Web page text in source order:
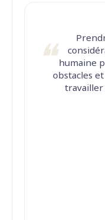
humaine
obstacles